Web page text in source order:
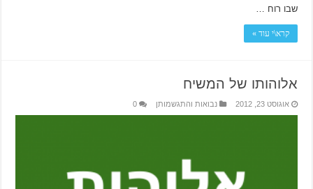
שבו רוח …
קרא\י עוד »
אלוהותו של המשיח
אוגוסט 23, 2012 נבואות והתגשמותן 0